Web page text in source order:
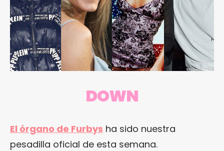
DOWN
El órgano de Furbys ha sido nuestra
pesadilla oficial de esta semana.